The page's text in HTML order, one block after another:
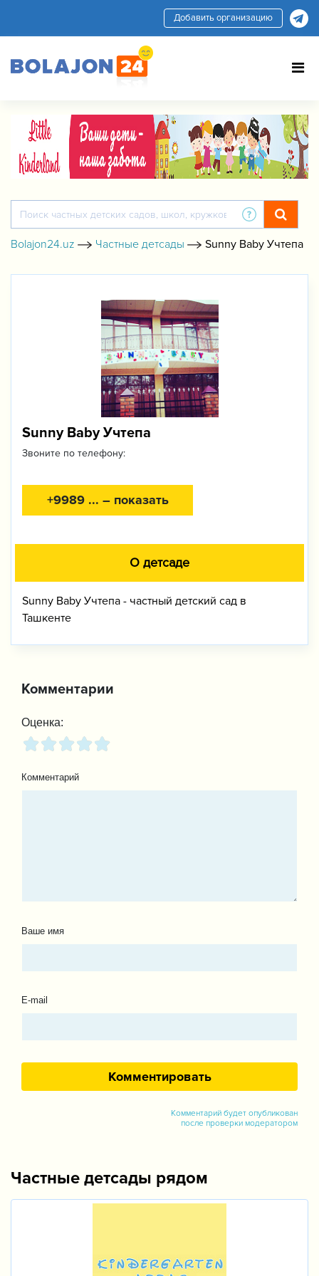
Добавить организацию
Bolajon24.uz Частные детсады Sunny Baby Учтепа
Sunny Baby Учтепа
Звоните по телефону:
+9989 ... – показать
О детсаде
Sunny Baby Учтепа - частный детский сад в
Ташкенте
Комментарии
Оценка:
Комментарий
Ваше имя
E-mail
Комментарий будет опубликован
после проверки модератором
Частные детсады рядом